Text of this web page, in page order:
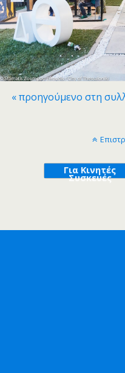
« προηγούμενο στη
Για Κινητές
Συσκευές